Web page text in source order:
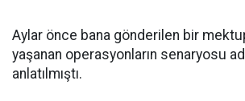
Aylar önce bana gönderilen bir
yaşanan operasyonların senaryosu
anlatılmıştı.